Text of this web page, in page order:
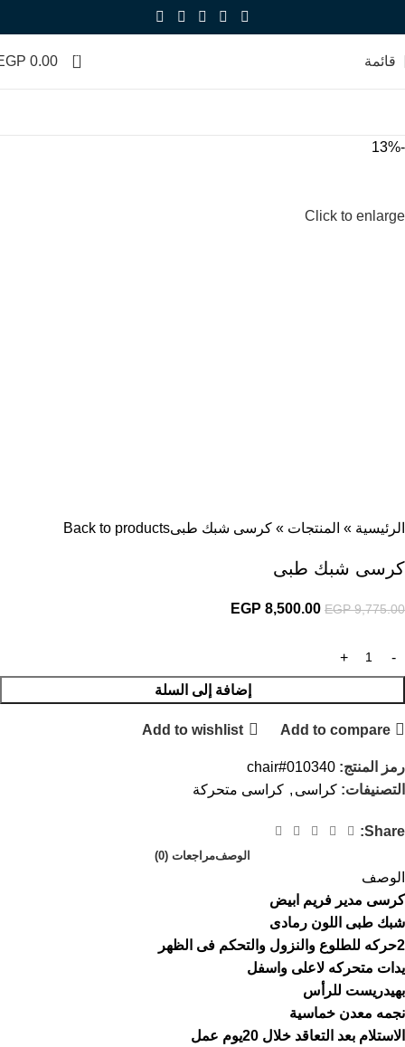
قائمة 0
0.00
-13%
Click to enlarge
الرئيسية » المنتجات » كرسى شبك طبىBack to products
كرسى شبك طبى
EGP9,775.00
EGP 8,500.00
إضافة إلى السلة
Add to compare
Add to wishlist
رمز المنتج: chair#010340
التصنيفات: كراسى , كراسى متحركة
Share:
الوصفمراجعات (0)
الوصف
كرسى مدير فريم ابيض
شبك طبى اللون رمادى
2حركه للطلوع والنزول والتحكم فى الظهر
يدات متحركه لاعلى واسفل
بهيدريست للرأس
نجمه معدن خماسية
الاستلام بعد التعاقد خلال 20يوم عمل